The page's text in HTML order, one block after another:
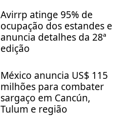
Avirrp atinge 95% de
ocupação dos estandes e
anuncia detalhes da 28ª
edição
México anuncia US$ 115
milhões para combater
sargaço em Cancún,
Tulum e região